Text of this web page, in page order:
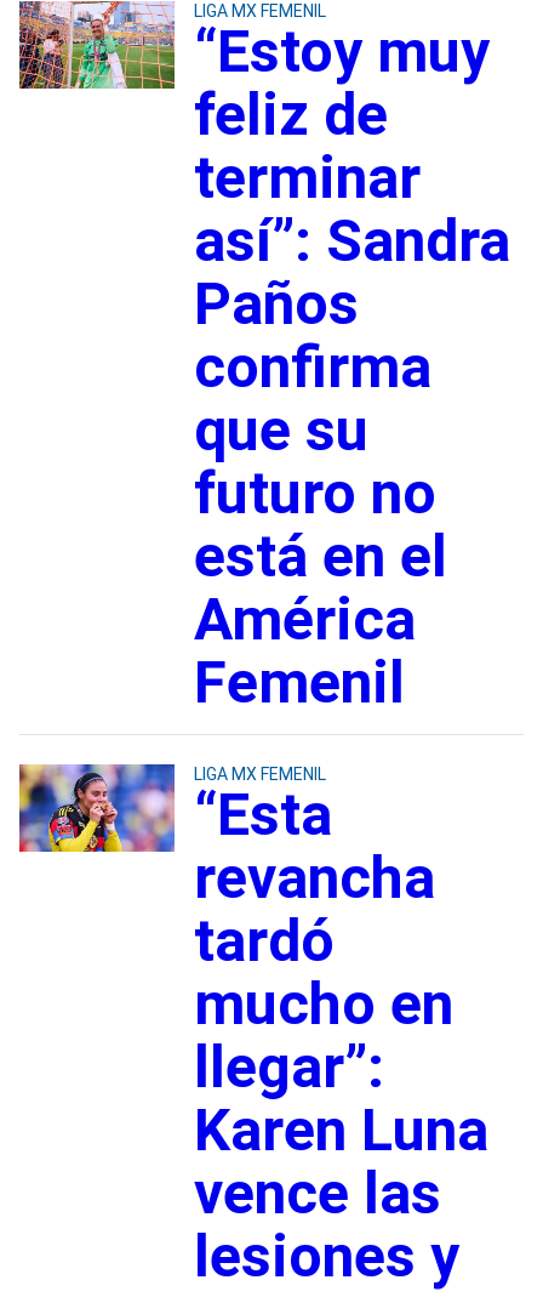
LIGA MX FEMENIL
“Estoy muy
feliz de
terminar
así”: Sandra
Paños
confirma
que su
futuro no
está en el
América
Femenil
LIGA MX FEMENIL
“Esta
revancha
tardó
mucho en
llegar”:
Karen Luna
vence las
lesiones y